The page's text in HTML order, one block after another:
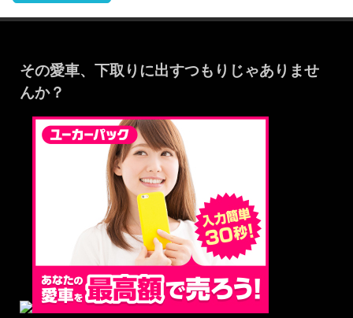
その愛車、下取りに出すつもりじゃありませ
んか？